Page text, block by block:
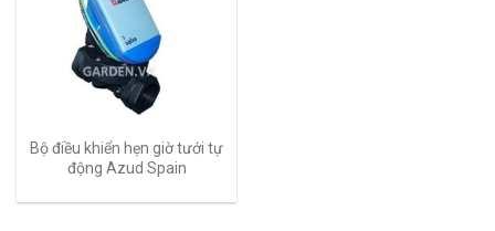
Bộ điều khiển hẹn giờ tưới tự
động Azud Spain